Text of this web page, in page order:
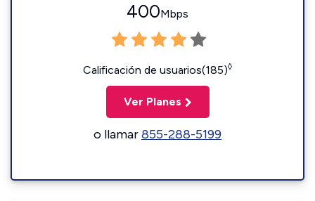
400Mbps
Calificación de usuarios(185)◊
Ver Planes
o llamar855-288-5199